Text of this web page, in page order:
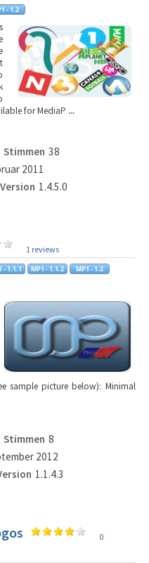
for MediaP ...
Stimmen 38
2011
Version 1.4.5.0
1 reviews
sample picture below): Minimal
Stimmen 8
2012
1.1.4.3
0